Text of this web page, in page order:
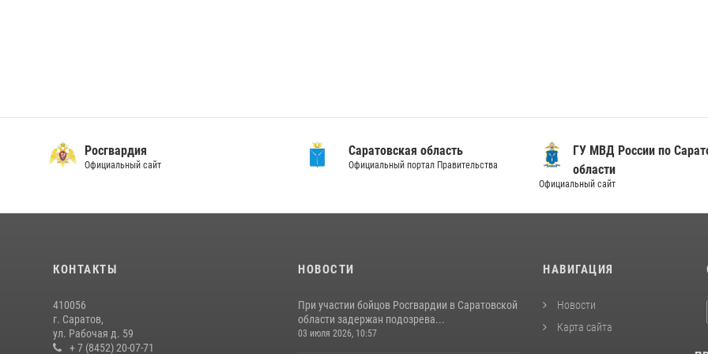
Росгвардия
Официальный сайт
Саратовская область
Официальный портал Правительства
ГУ МВД России по
области
Официальный сайт
КОНТАКТЫ
410056
г. Саратов,
ул. Рабочая д. 59
+ 7 (8452) 20-07-71
НОВОСТИ
При участии бойцов Росгвардии в Саратовской
области задержан подозрева...
03 июля 2026, 10:57
НАВИГАЦИЯ
Новости
Карта сайта